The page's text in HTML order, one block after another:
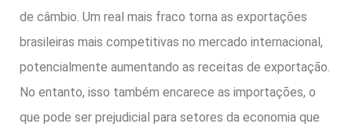
de câmbio. Um real mais fraco torna as exportações
brasileiras mais competitivas no mercado internacional,
potencialmente aumentando as receitas de exportação.
No entanto, isso também encarece as importações, o
que pode ser prejudicial para setores da economia que